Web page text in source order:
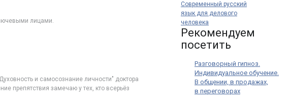
Современный русский
язык для делового
человека
Рекомендуем
посетить
Разговорный гипноз.
Индивидуальное обучение.
В общении, в продажах,
в переговорах
лицами.
и самосознание личности" доктора
препятствия замечаю у тех, кто всерьёз